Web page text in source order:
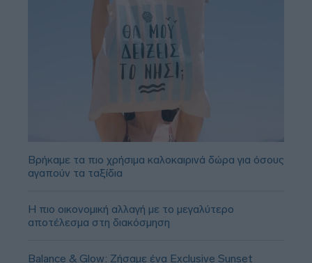
Βρήκαμε τα πιο χρήσιμα καλοκαιρινά δώρα για όσους
αγαπούν τα ταξίδια
Η πιο οικονομική αλλαγή με το μεγαλύτερο
αποτέλεσμα στη διακόσμηση
Balance & Glow: Ζήσαμε ένα Exclusive Sunset